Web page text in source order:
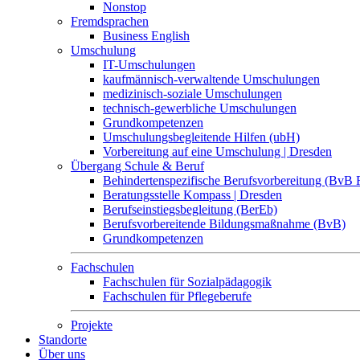
Nonstop
Fremdsprachen
Business English
Umschulung
IT-Umschulungen
kaufmännisch-verwaltende Umschulungen
medizinisch-soziale Umschulungen
technisch-gewerbliche Umschulungen
Grundkompetenzen
Umschulungsbegleitende Hilfen (ubH)
Vorbereitung auf eine Umschulung | Dresden
Übergang Schule & Beruf
Behindertenspezifische Berufsvorbereitung (BvB
Beratungsstelle Kompass | Dresden
Berufseinstiegsbegleitung (BerEb)
Berufsvorbereitende Bildungsmaßnahme (BvB)
Grundkompetenzen
Fachschulen
Fachschulen für Sozialpädagogik
Fachschulen für Pflegeberufe
Projekte
Standorte
Über uns